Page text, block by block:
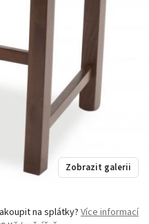
na splátky? Více informací
Zobrazit galerii